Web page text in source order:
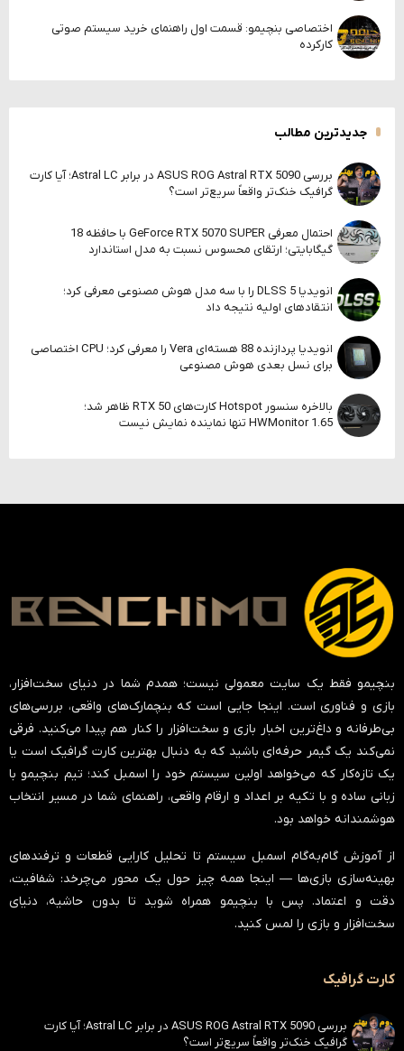
اختصاصی بنچیمو: قسمت اول راهنمای خرید سیستم صوتی
کارکرده
جدیدترین مطالب
بررسی ASUS ROG Astral RTX 5090 در برابر Astral LC؛ آیا کارت
گرافیک خنک‌تر واقعاً سریع‌تر است؟
احتمال معرفی GeForce RTX 5070 SUPER با حافظه 18
گیگابایتی؛ ارتقای محسوس نسبت به مدل استاندارد
انویدیا DLSS 5 را با سه مدل هوش مصنوعی معرفی کرد؛
انتقادهای اولیه نتیجه داد
انویدیا پردازنده 88 هسته‌ای Vera را معرفی کرد؛ CPU اختصاصی
برای نسل بعدی هوش مصنوعی
بالاخره سنسور Hotspot کارت‌های RTX 50 ظاهر شد؛
HWMonitor 1.65 تنها نماینده نمایش نیست
بنچیمو فقط یک سایت معمولی نیست؛ همدم شما در دنیای سخت‌افزار،
بازی و فناوری است. اینجا جایی است که بنچمارک‌های واقعی، بررسی‌های
بی‌طرفانه و داغ‌ترین اخبار بازی و سخت‌افزار را کنار هم پیدا می‌کنید. فرقی
نمی‌کند یک گیمر حرفه‌ای باشید که به دنبال بهترین کارت گرافیک است یا
یک تازه‌کار که می‌خواهد اولین سیستم خود را اسمبل کند؛ تیم بنچیمو با
زبانی ساده و با تکیه بر اعداد و ارقام واقعی، راهنمای شما در مسیر انتخاب
هوشمندانه خواهد بود.
از آموزش گام‌به‌گام اسمبل سیستم تا تحلیل کارایی قطعات و ترفندهای
بهینه‌سازی بازی‌ها — اینجا همه چیز حول یک محور می‌چرخد: شفافیت،
دقت و اعتماد. پس با بنچیمو همراه شوید تا بدون حاشیه، دنیای
سخت‌افزار و بازی را لمس کنید.
کارت گرافیک
بررسی ASUS ROG Astral RTX 5090 در برابر Astral LC؛ آیا کارت
گرافیک خنک‌تر واقعاً سریع‌تر است؟